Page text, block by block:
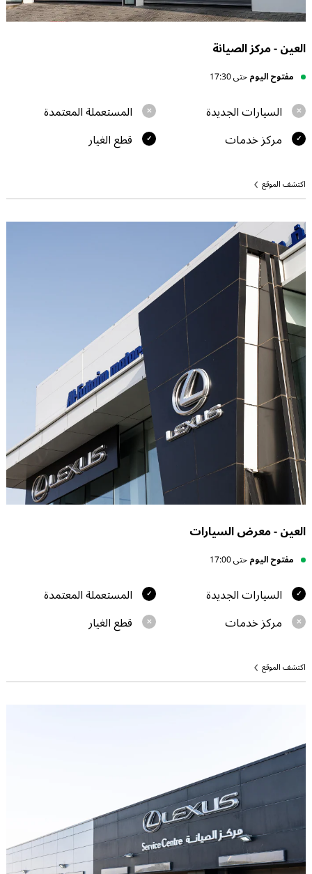
العين - مركز الصيانة
مفتوح اليومحتى 17:30
السيارات الجديدة
المستعملة المعتمدة
مركز خدمات
قطع الغيار
اكتشف الموقع
العين - معرض السيارات
مفتوح اليومحتى 17:00
السيارات الجديدة
المستعملة المعتمدة
مركز خدمات
قطع الغيار
اكتشف الموقع